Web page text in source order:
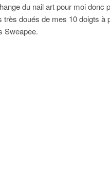
du nail art pour moi donc
doués de mes 10 doigts à
Sweapee.